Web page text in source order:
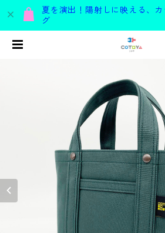
夏を演出！陽射しに映える、
グ